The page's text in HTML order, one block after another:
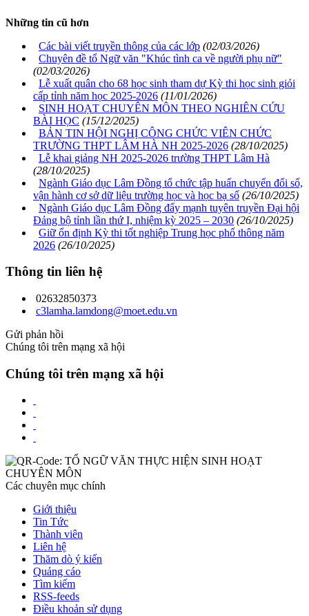
Những tin cũ hơn
Các bài viết truyền thông của các lớp (02/03/2026)
Chuyên đề tổ Ngữ văn "Khúc tình ca về người phụ nữ"
(02/03/2026)
Lễ xuất quân cho 68 học sinh tham dự Kỳ thi học sinh giỏi
cấp tỉnh năm học 2025-2026 (11/01/2026)
SINH HOẠT CHUYÊN MÔN THEO NGHIÊN CỨU
BÀI HỌC (15/12/2025)
BẢN TIN HỘI NGHỊ CÔNG CHỨC VIÊN CHỨC
TRƯỜNG THPT LÂM HÀ NH 2025-2026 (28/10/2025)
Lễ khai giảng NH 2025-2026 trường THPT Lâm Hà
(28/10/2025)
Ngành Giáo dục Lâm Đồng tổ chức tập huấn chuyển đổi số,
vận hành cơ sở dữ liệu trường học và học bạ số (26/10/2025)
Ngành Giáo dục Lâm Đồng đẩy mạnh tuyên truyền Đại hội
Đảng bộ tỉnh lần thứ I, nhiệm kỳ 2025 – 2030 (26/10/2025)
Giữ ổn định Kỳ thi tốt nghiệp Trung học phổ thông năm
2026 (26/10/2025)
Thông tin liên hệ
02632850373
c3lamha.lamdong@moet.edu.vn
Gửi phản hồi
Chúng tôi trên mạng xã hội
Chúng tôi trên mạng xã hội
Các chuyên mục chính
Giới thiệu
Tin Tức
Thành viên
Liên hệ
Thăm dò ý kiến
Quảng cáo
Tìm kiếm
RSS-feeds
Điều khoản sử dụng